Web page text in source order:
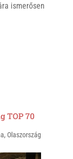
ismerősen
TOP 70
, Olaszország